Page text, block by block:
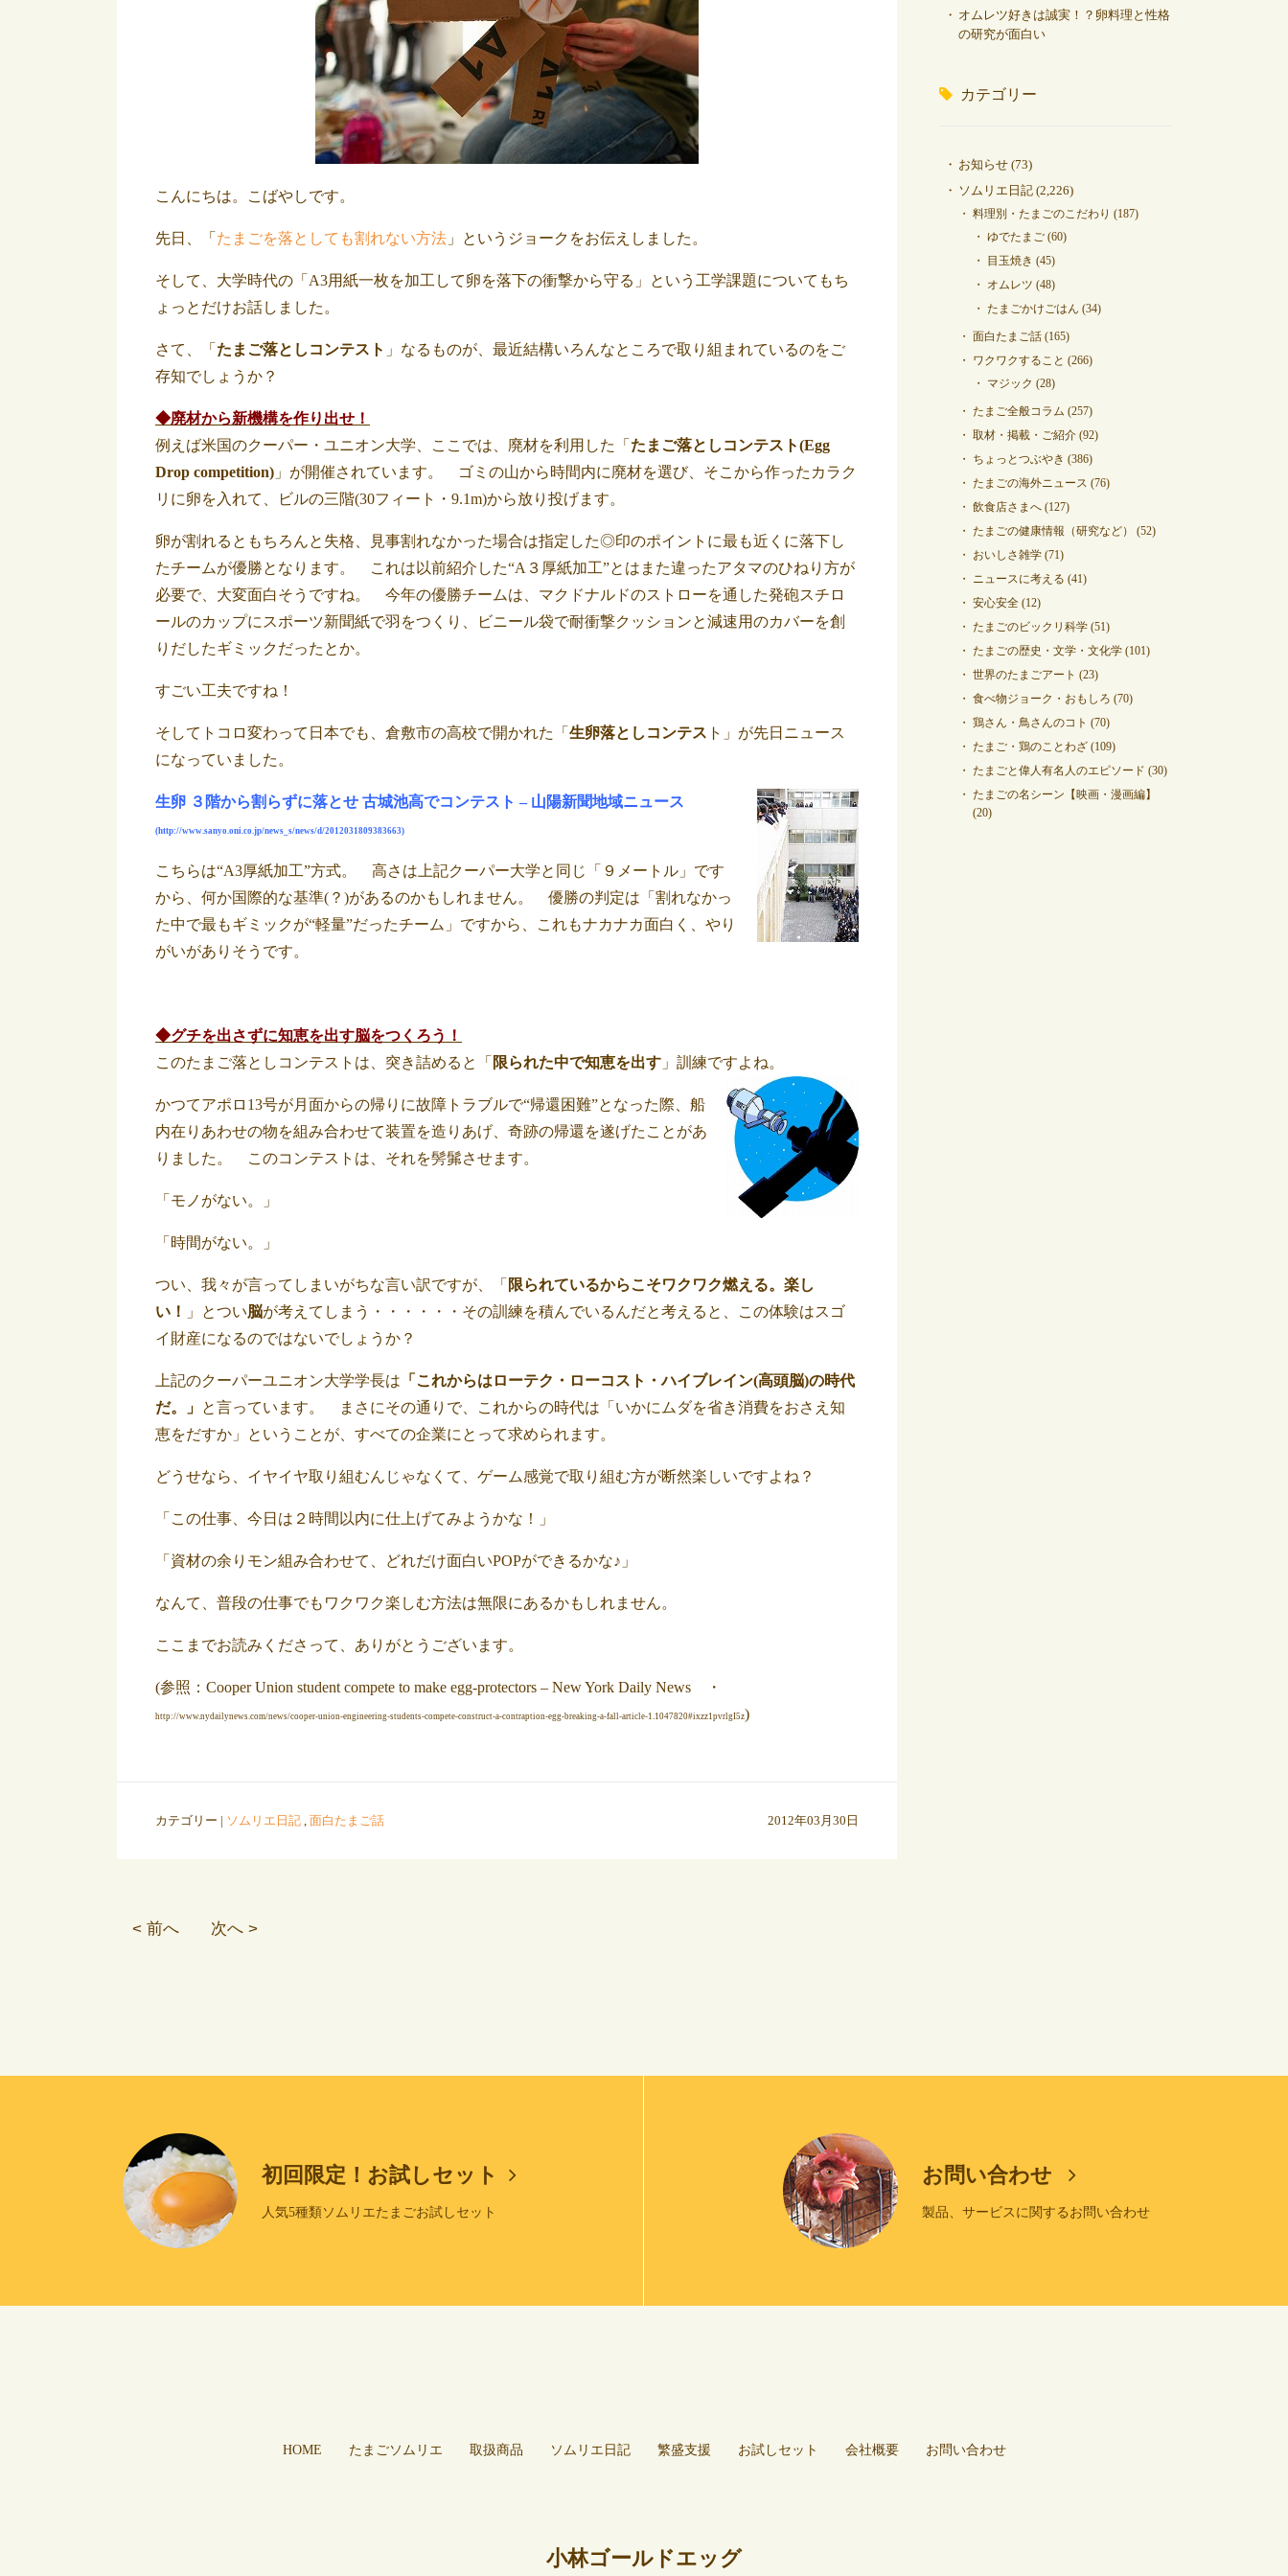
こんにちは。こばやしです。
先日、「 たまごを落としても割れない方法 」というジョークをお伝えしました。
そして、大学時代の「A3用紙一枚を加工して卵を落下の衝撃から守る」という工学課題についてもち
ょっとだけお話しました。
さて、「 たまご落としコンテスト 」なるものが、最近結構いろんなところで取り組まれているのをご
存知でしょうか？
◆廃材から新機構を作り出せ！
例えば米国のクーパー・ユニオン大学、ここでは、廃材を利用した「 たまご落としコンテスト(Egg
Drop competition) 」が開催されています。 ゴミの山から時間内に廃材を選び、そこから作ったカラク
リに卵を入れて、ビルの三階(30フィート・9.1m)から放り投げます。
卵が割れるともちろんと失格、見事割れなかった場合は指定した◎印のポイントに最も近くに落下し
たチームが優勝となります。 これは以前紹介した“A３厚紙加工”とはまた違ったアタマのひねり方が
必要で、大変面白そうですね。 今年の優勝チームは、マクドナルドのストローを通した発砲スチロ
ールのカップにスポーツ新聞紙で羽をつくり、ビニール袋で耐衝撃クッションと減速用のカバーを創
りだしたギミックだったとか。
すごい工夫ですね！
そしてトコロ変わって日本でも、倉敷市の高校で開かれた「 生卵落としコンテス ト」が先日ニュース
になっていました。
生卵 ３階から割らずに落とせ 古城池高でコンテスト – 山陽新聞地域ニュース
(http://www.sanyo.oni.co.jp/news_s/news/d/2012031809383663)
こちらは“A3厚紙加工”方式。 高さは上記クーパー大学と同じ「９メートル」です
から、何か国際的な基準(？)があるのかもしれません。 優勝の判定は「割れなかっ
た中で最もギミックが“軽量”だったチーム」ですから、これもナカナカ面白く、やり
がいがありそうです。
◆グチを出さずに知恵を出す脳をつくろう！
このたまご落としコンテストは、突き詰めると「 限られた中で知恵を出す 」訓練ですよね。
かつてアポロ13号が月面からの帰りに故障トラブルで“帰還困難”となった際、船
内在りあわせの物を組み合わせて装置を造りあげ、奇跡の帰還を遂げたことがあ
りました。 このコンテストは、それを髣髴させます。
「モノがない。」
「時間がない。」
つい、我々が言ってしまいがちな言い訳ですが、「 限られているからこそワクワク燃える。楽し
い！
」とつい脳が考えてしまう・・・・・・その訓練を積んでいるんだと考えると、この体験はスゴ
イ財産になるのではないでしょうか？
上記のクーパーユニオン大学学長は 「これからはローテク・ローコスト・ハイブレイン(高頭脳)の時代
だ。」 と言っています。 まさにその通りで、これからの時代は「いかにムダを省き消費をおさえ知
恵をだすか」ということが、すべての企業にとって求められます。
どうせなら、イヤイヤ取り組むんじゃなくて、ゲーム感覚で取り組む方が断然楽しいですよね？
「この仕事、今日は２時間以内に仕上げてみようかな！」
「資材の余りモン組み合わせて、どれだけ面白いPOPができるかな♪」
なんて、普段の仕事でもワクワク楽しむ方法は無限にあるかもしれません。
ここまでお読みくださって、ありがとうございます。
(参照：Cooper Union student compete to make egg-protectors – New York Daily News ・
http://www.nydailynews.com/news/cooper-union-engineering-students-compete-construct-a-contraption-egg-breaking-a-fall-article-1.1047820#ixzz1pvrlgI5z)
カテゴリー | ソムリエ日記 , 面白たまご話 2012年03月30日
< 前へ 次へ >
オムレツ好きは誠実！？卵料理と性格
の研究が面白い
カテゴリー
お知らせ (73)
ソムリエ日記 (2,226)
料理別・たまごのこだわり (187)
ゆでたまご (60)
目玉焼き (45)
オムレツ (48)
たまごかけごはん (34)
面白たまご話 (165)
ワクワクすること (266)
マジック (28)
たまご全般コラム (257)
取材・掲載・ご紹介 (92)
ちょっとつぶやき (386)
たまごの海外ニュース (76)
飲食店さまへ (127)
たまごの健康情報（研究など）
(52)
おいしさ雑学 (71)
ニュースに考える (41)
安心安全 (12)
たまごのビックリ科学 (51)
たまごの歴史・文学・文化学 (101)
世界のたまごアート (23)
食べ物ジョーク・おもしろ (70)
鶏さん・鳥さんのコト (70)
たまご・鶏のことわざ (109)
たまごと偉人有名人のエピソード (30)
たまごの名シーン【映画・漫画編】
(20)
初回限定！お試しセット
人気5種類ソムリエたまごお試しセット
お問い合わせ
製品、サービスに関するお問い合わせ
HOME たまごソムリエ 取扱商品 ソムリエ日記 繁盛支援 お試しセット 会社概要 お問い合わせ
小林ゴールドエッグ